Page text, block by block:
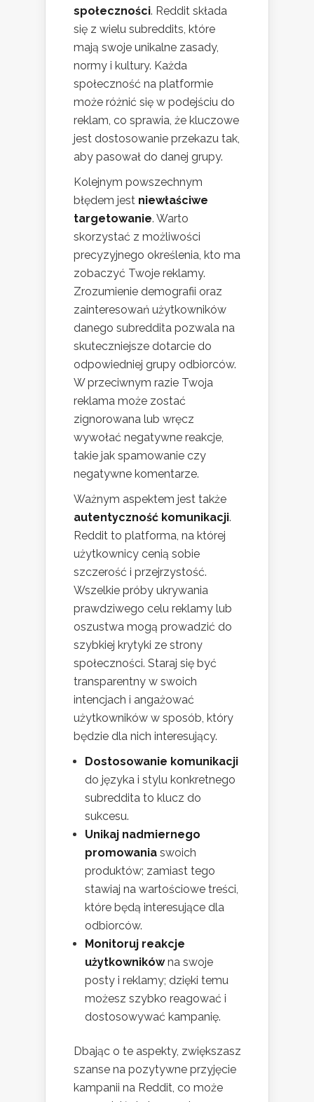
społeczności. Reddit składa
się z wielu subreddits, które
mają swoje unikalne zasady,
normy i kultury. Każda
społeczność na platformie
może różnić się w podejściu do
reklam, co sprawia, że kluczowe
jest dostosowanie przekazu tak,
aby pasował do danej grupy.
Kolejnym powszechnym
błędem jest niewłaściwe
targetowanie. Warto
skorzystać z możliwości
precyzyjnego określenia, kto ma
zobaczyć Twoje reklamy.
Zrozumienie demografii oraz
zainteresowań użytkowników
danego subreddita pozwala na
skuteczniejsze dotarcie do
odpowiedniej grupy odbiorców.
W przeciwnym razie Twoja
reklama może zostać
zignorowana lub wręcz
wywołać negatywne reakcje,
takie jak spamowanie czy
negatywne komentarze.
Ważnym aspektem jest także
autentyczność komunikacji.
Reddit to platforma, na której
użytkownicy cenią sobie
szczerość i przejrzystość.
Wszelkie próby ukrywania
prawdziwego celu reklamy lub
oszustwa mogą prowadzić do
szybkiej krytyki ze strony
społeczności. Staraj się być
transparentny w swoich
intencjach i angażować
użytkowników w sposób, który
będzie dla nich interesujący.
Dostosowanie komunikacji
do języka i stylu konkretnego
subreddita to klucz do
sukcesu.
Unikaj nadmiernego
promowania swoich
produktów; zamiast tego
stawiaj na wartościowe treści,
które będą interesujące dla
odbiorców.
Monitoruj reakcje
użytkownikówna swoje
posty i reklamy; dzięki temu
możesz szybko reagować i
dostosowywać kampanię.
Dbając o te aspekty, zwiększasz
szanse na pozytywne przyjęcie
kampanii na Reddit, co może